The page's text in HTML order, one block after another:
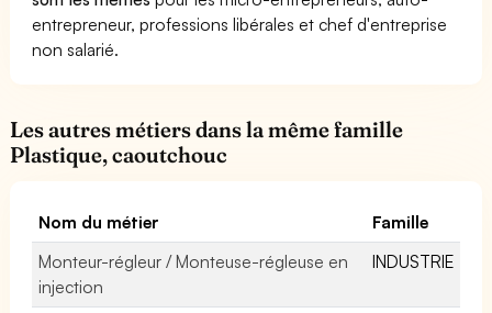
entrepreneur, professions libérales et chef d'entreprise
non salarié.
Les autres métiers dans la même famille
Plastique, caoutchouc
Nom du métier
Famille
Monteur-régleur / Monteuse-régleuse en
injection
INDUSTRIE